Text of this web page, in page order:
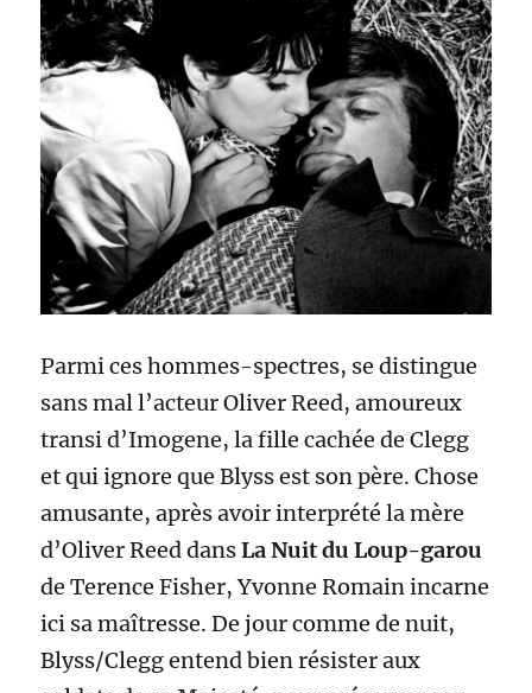
Parmi ces hommes-spectres, se distingue
sans mal l’acteur Oliver Reed, amoureux
transi d’Imogene, la fille cachée de Clegg
et qui ignore que Blyss est son père. Chose
amusante, après avoir interprété la mère
d’Oliver Reed dansLa Nuit du Loup-garou
de Terence Fisher, Yvonne Romain incarne
ici sa maîtresse. De jour comme de nuit,
Blyss/Clegg entend bien résister aux